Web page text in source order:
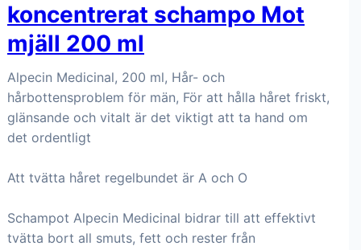
koncentrerat schampo Mot
mjäll 200 ml
Alpecin Medicinal, 200 ml, Hår- och
hårbottensproblem för män, För att hålla håret friskt,
glänsande och vitalt är det viktigt att ta hand om
det ordentligt
Att tvätta håret regelbundet är A och O
Schampot Alpecin Medicinal bidrar till att effektivt
tvätta bort all smuts, fett och rester från